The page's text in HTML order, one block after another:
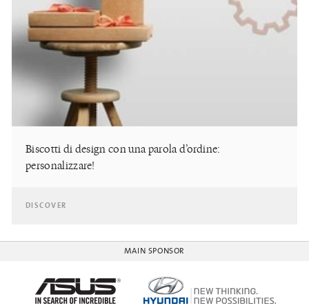
Biscotti di design con una parola d’ordine:
personalizzare!
DISCOVER
MAIN SPONSOR